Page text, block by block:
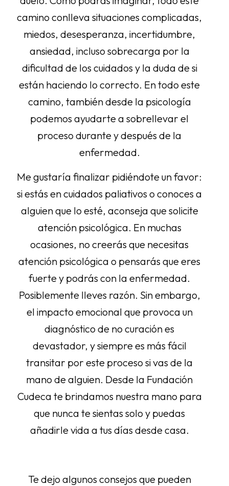
camino conlleva situaciones complicadas,
miedos, desesperanza, incertidumbre,
ansiedad, incluso sobrecarga por la
dificultad de los cuidados y la duda de si
están haciendo lo correcto. En todo este
camino, también desde la psicología
podemos ayudarte a sobrellevar el
proceso durante y después de la
enfermedad.
Me gustaría finalizar pidiéndote un favor:
si estás en cuidados paliativos o conoces a
alguien que lo esté, aconseja que solicite
atención psicológica. En muchas
ocasiones, no creerás que necesitas
atención psicológica o pensarás que eres
fuerte y podrás con la enfermedad.
Posiblemente lleves razón. Sin embargo,
el impacto emocional que provoca un
diagnóstico de no curación es
devastador, y siempre es más fácil
transitar por este proceso si vas de la
mano de alguien. Desde la Fundación
Cudeca te brindamos nuestra mano para
que nunca te sientas solo y puedas
añadirle vida a tus días desde casa.
Te dejo algunos consejos que pueden